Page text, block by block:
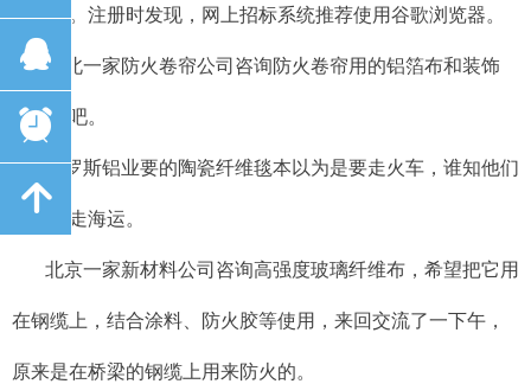
注册的。注册时发现，网上招标系统推荐使用谷歌浏览器。
河北一家防火卷帘公司咨询防火卷帘用的铝箔布和装饰
布，好吧。
俄罗斯铝业要的陶瓷纤维毯本以为是要走火车，谁知他们
跟喜欢走海运。
北京一家新材料公司咨询高强度玻璃纤维布，希望把它用
在钢缆上，结合涂料、防火胶等使用，来回交流了一下午，
原来是在桥梁的钢缆上用来防火的。
뀩
뀥
녕